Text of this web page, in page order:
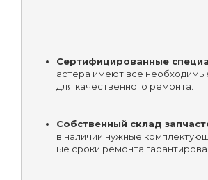
Сертифицированные
астера имеют все
для качественного ремонта.
Собственный склад
в наличии нужные
ые сроки ремонта